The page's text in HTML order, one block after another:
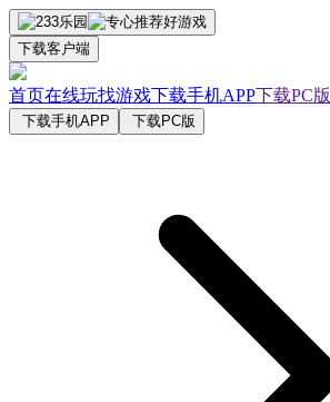
下载客户端
首页在线玩找游戏下载手机APP下载PC版
下载手机APP 下载PC版